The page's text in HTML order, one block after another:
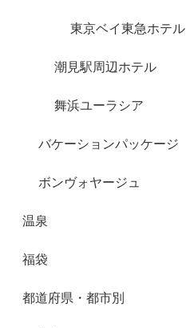
東京ベイ東急ホテル
潮見駅周辺ホテル
舞浜ユーラシア
バケーションパッケージ
ボンヴォヤージュ
温泉
福袋
都道府県・都市別